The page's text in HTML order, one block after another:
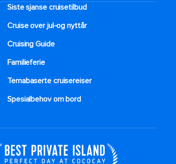
Siste sjanse cruisetilbud
Cruise over jul-og nyttår
Cruising Guide
Familieferie
Temabaserte cruisereiser
Spesialbehov om bord